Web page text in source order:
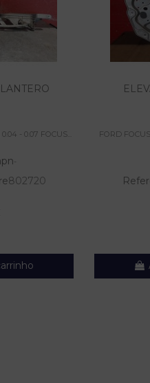
- 0.07 FOCUS...
-
802720
FORD